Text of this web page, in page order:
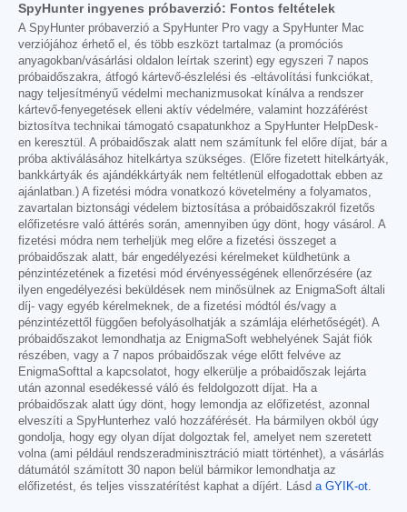
SpyHunter ingyenes próbaverzió: Fontos feltételek
A SpyHunter próbaverzió a SpyHunter Pro vagy a SpyHunter Mac
verziójához érhető el, és több eszközt tartalmaz (a promóciós
anyagokban/vásárlási oldalon leírtak szerint) egy egyszeri 7 napos
próbaidőszakra, átfogó kártevő-észlelési és -eltávolítási funkciókat,
nagy teljesítményű védelmi mechanizmusokat kínálva a rendszer
kártevő-fenyegetések elleni aktív védelmére, valamint hozzáférést
biztosítva technikai támogató csapatunkhoz a SpyHunter HelpDesk-
en keresztül. A próbaidőszak alatt nem számítunk fel előre díjat, bár a
próba aktiválásához hitelkártya szükséges. (Előre fizetett hitelkártyák,
bankkártyák és ajándékkártyák nem feltétlenül elfogadottak ebben az
ajánlatban.) A fizetési módra vonatkozó követelmény a folyamatos,
zavartalan biztonsági védelem biztosítása a próbaidőszakról fizetős
előfizetésre való áttérés során, amennyiben úgy dönt, hogy vásárol. A
fizetési módra nem terheljük meg előre a fizetési összeget a
próbaidőszak alatt, bár engedélyezési kérelmeket küldhetünk a
pénzintézetének a fizetési mód érvényességének ellenőrzésére (az
ilyen engedélyezési beküldések nem minősülnek az EnigmaSoft általi
díj- vagy egyéb kérelmeknek, de a fizetési módtól és/vagy a
pénzintézettől függően befolyásolhatják a számlája elérhetőségét). A
próbaidőszakot lemondhatja az EnigmaSoft webhelyének Saját fiók
részében, vagy a 7 napos próbaidőszak vége előtt felvéve az
EnigmaSofttal a kapcsolatot, hogy elkerülje a próbaidőszak lejárta
után azonnal esedékessé váló és feldolgozott díjat. Ha a
próbaidőszak alatt úgy dönt, hogy lemondja az előfizetést, azonnal
elveszíti a SpyHunterhez való hozzáférését. Ha bármilyen okból úgy
gondolja, hogy egy olyan díjat dolgoztak fel, amelyet nem szeretett
volna (ami például rendszeradminisztráció miatt történhet), a vásárlás
dátumától számított 30 napon belül bármikor lemondhatja az
előfizetést, és teljes visszatérítést kaphat a díjért. Lásd a GYIK-ot.